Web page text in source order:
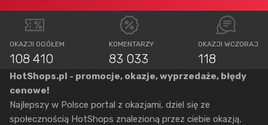
OKAZJI OGÓŁEM
108 410
KOMENTARZY
83 033
OKAZJI WCZORAJ
118
HotShops.pl - promocje, okazje, wyprzedaże, błędy
cenowe!
Najlepszy w Polsce portal z okazjami, dziel się ze
społecznością HotShops znalezioną przez ciebie okazją,